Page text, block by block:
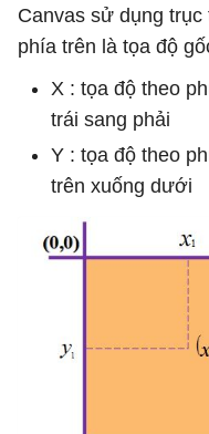
Canvas sử dụng
phía trên là tọa độ
X : tọa độ theo
trái sang phải
Y : tọa độ theo
trên xuống dưới